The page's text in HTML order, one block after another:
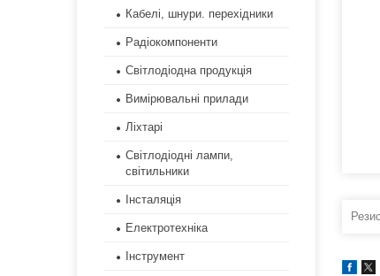
Кабелі, шнури. перехідники
Радіокомпоненти
Світлодіодна продукція
Вимірювальні прилади
Ліхтарі
Світлодіодні лампи,
світильники
Інсталяція
Електротехніка
Інструмент